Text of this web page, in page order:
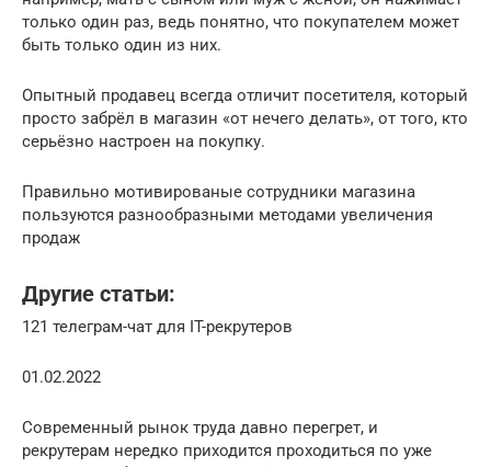
только один раз, ведь понятно, что покупателем может
быть только один из них.
Опытный продавец всегда отличит посетителя, который
просто забрёл в магазин «от нечего делать», от того, кто
серьёзно настроен на покупку.
Правильно мотивированые сотрудники магазина
пользуются разнообразными методами увеличения
продаж
Другие статьи:
121 телеграм-чат для IT-рекрутеров
01.02.2022
Современный рынок труда давно перегрет, и
рекрутерам нередко приходится проходиться по уже